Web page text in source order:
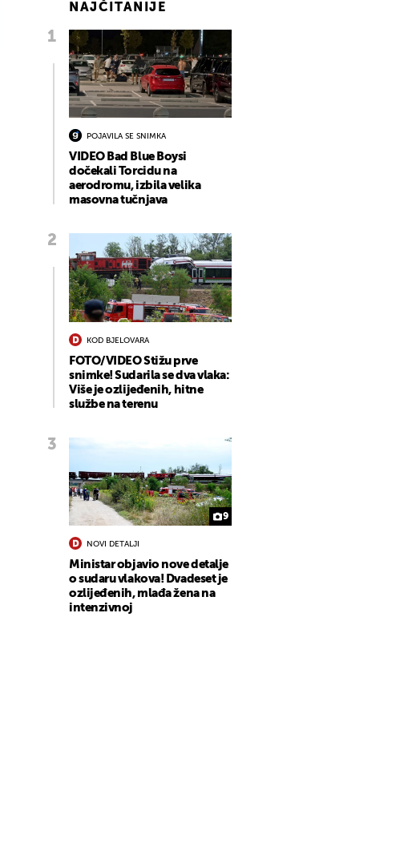
NAJČITANIJE
POJAVILA SE SNIMKA
VIDEO Bad Blue Boysi
dočekali Torcidu na
aerodromu, izbila velika
masovna tučnjava
KOD BJELOVARA
FOTO/VIDEO Stižu prve
snimke! Sudarila se dva vlaka:
Više je ozlijeđenih, hitne
službe na terenu
9
NOVI DETALJI
Ministar objavio nove detalje
o sudaru vlakova! Dvadeset je
ozlijeđenih, mlađa žena na
intenzivnoj